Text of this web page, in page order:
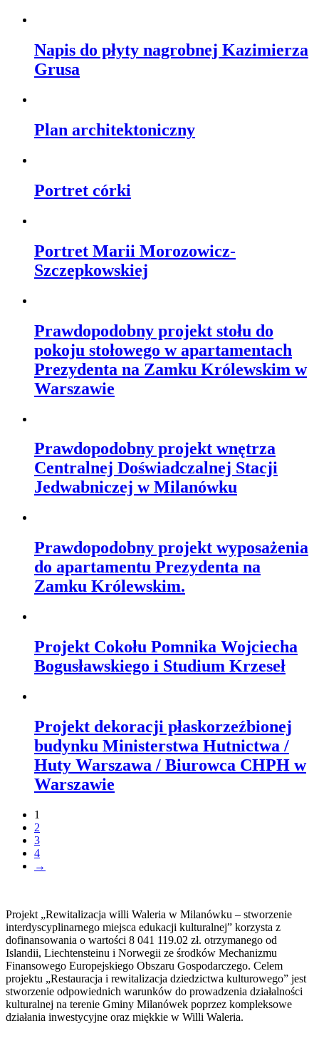
Napis do płyty nagrobnej Kazimierza
Grusa
Plan architektoniczny
Portret córki
Portret Marii Morozowicz-
Szczepkowskiej
Prawdopodobny projekt stołu do
pokoju stołowego w apartamentach
Prezydenta na Zamku Królewskim w
Warszawie
Prawdopodobny projekt wnętrza
Centralnej Doświadczalnej Stacji
Jedwabniczej w Milanówku
Prawdopodobny projekt wyposażenia
do apartamentu Prezydenta na
Zamku Królewskim.
Projekt Cokołu Pomnika Wojciecha
Bogusławskiego i Studium Krzeseł
Projekt dekoracji płaskorzeźbionej
budynku Ministerstwa Hutnictwa /
Huty Warszawa / Biurowca CHPH w
Warszawie
1
2
3
4
→
Projekt „Rewitalizacja willi Waleria w Milanówku – stworzenie
interdyscyplinarnego miejsca edukacji kulturalnej” korzysta z
dofinansowania o wartości 8 041 119.02 zł. otrzymanego od
Islandii, Liechtensteinu i Norwegii ze środków Mechanizmu
Finansowego Europejskiego Obszaru Gospodarczego. Celem
projektu „Restauracja i rewitalizacja dziedzictwa kulturowego” jest
stworzenie odpowiednich warunków do prowadzenia działalności
kulturalnej na terenie Gminy Milanówek poprzez kompleksowe
działania inwestycyjne oraz miękkie w Willi Waleria.